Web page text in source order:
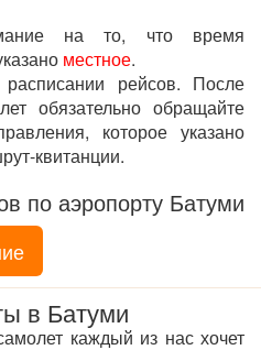
на то, что время
местное.
рейсов. После
обязательно обращайте
которое указано
квитанции.
по аэропорту Батуми
в Батуми
каждый из нас хочет